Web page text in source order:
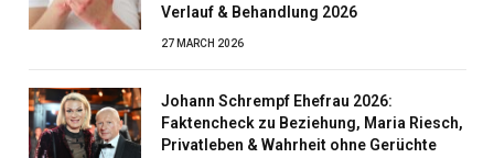
Verlauf & Behandlung 2026
27 MARCH 2026
Johann Schrempf Ehefrau 2026:
Faktencheck zu Beziehung, Maria Riesch,
Privatleben & Wahrheit ohne Gerüchte